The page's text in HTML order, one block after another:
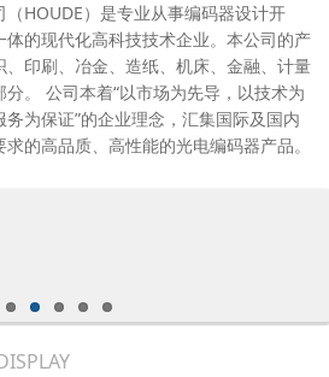
HOUDE）是专业从事编码器设计开
的现代化高科技技术企业。本公司的产
印刷、冶金、造纸、机床、金融、计量
。 公司本着“以市场为先导，以技术为
为保证”的企业理念，汇集国际及国内
的高品质、高性能的光电编码器产品。